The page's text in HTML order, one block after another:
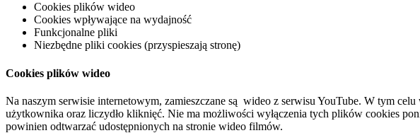
Cookies plików wideo
Cookies wpływające na wydajność
Funkcjonalne pliki
Niezbędne pliki cookies (przyspieszają stronę)
Cookies plików wideo
Na naszym serwisie internetowym, zamieszczane są wideo z serwisu YouTube. W tym
użytkownika oraz liczydło kliknięć. Nie ma możliwości wyłączenia tych plików cookies
powinien odtwarzać udostępnionych na stronie wideo filmów.